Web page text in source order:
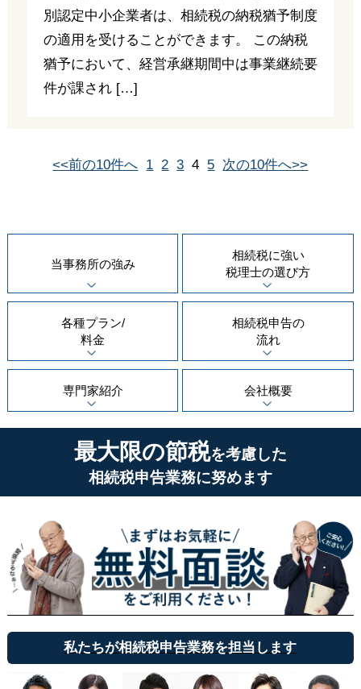
別認定中小企業者は、相続税の納税猶予制度
の適用を受けることができます。 この納税
猶予において、経営承継期間中は事業継続要
件が課され […]
<<前の10件へ 1 2 3 4 5 次の10件へ>>
当事務所の強み
相続税に強い
税理士の選び方
各種プラン/
料金
相続税申告の
流れ
専門家紹介 会社概要
最大限の節税を考慮した
相続税申告業務に努めます
私たちが相続税申告業務を担当します